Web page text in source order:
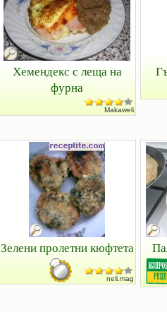
Хемендекс с леща на
фурна
Makaweli
Зелени пролетни кюфтета
neli.mag